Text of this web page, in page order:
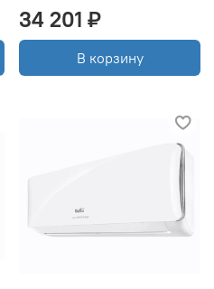
34 201 ₽
В корзину